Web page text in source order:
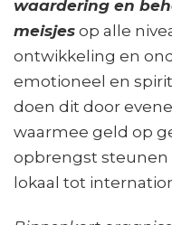
waardering en
meisjes op alle
ontwikkeling en
emotioneel en
doen dit door
waarmee geld op
opbrengst steunen
lokaal tot